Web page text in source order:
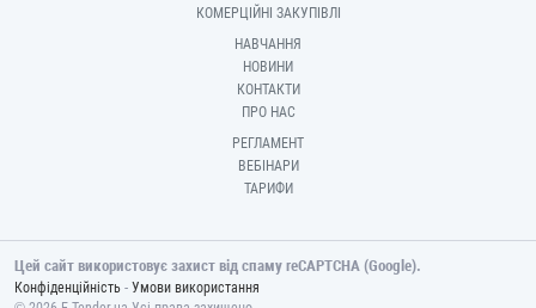
КОМЕРЦІЙНІ ЗАКУПІВЛІ
НАВЧАННЯ
НОВИНИ
КОНТАКТИ
ПРО НАС
РЕГЛАМЕНТ
ВЕБІНАРИ
ТАРИФИ
Цей сайт використовує захист від спаму reCAPTCHA (Google).
Конфіденційність - Умови використання